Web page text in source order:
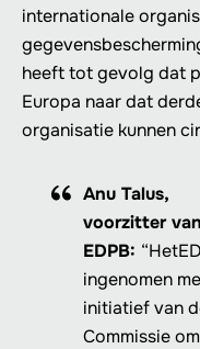
internationale
heeft tot gevolg dat
Europa naar dat
organisatie kunnen
Anu Talus,
voorzitter
EDPB:
ingenomen
initiatief van
Commissie